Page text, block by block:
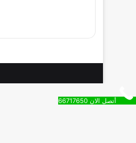
أتصل الان 66717650